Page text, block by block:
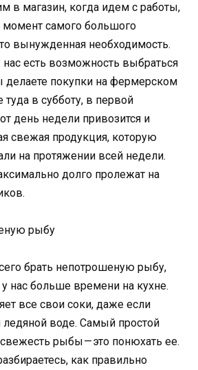
в магазин, когда идем с работы,
момент самого большого
вынужденная необходимость.
есть возможность выбраться
делаете покупки на фермерском
в субботу, в первой
день недели привозится и
свежая продукция, которую
на протяжении всей недели.
долго пролежат на
рыбу
брать непотрошеную рыбу,
у нас больше времени на кухне.
все свои соки, даже если
воде. Самый простой
рыбы — это понюхать ее.
как правильно